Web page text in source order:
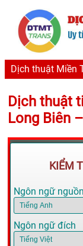
Dịch thuật Miền
Dịch thuật
Long Biên
KIỂM
Ngôn ngữ nguồn
Ngôn ngữ đích